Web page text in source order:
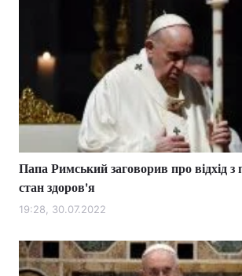
Папа Римський заговорив про відхід з
стан здоров'я
19:28, 30.07.2022